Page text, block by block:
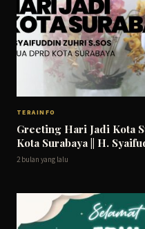
TERAINFO
Greeting Hari Jadi Kota
Kota Surabaya || H.
2 bulan yang lalu